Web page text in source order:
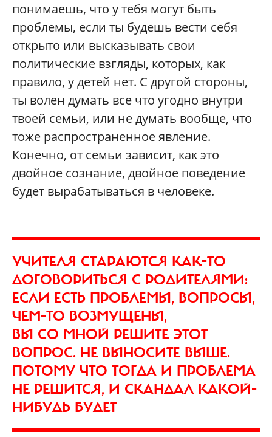
понимаешь, что у тебя могут быть
проблемы, если ты будешь вести себя
открыто или высказывать свои
политические взгляды, которых, как
правило, у детей нет. С другой стороны,
ты волен думать все что угодно внутри
твоей семьи, или не думать вообще, что
тоже распространенное явление.
Конечно, от семьи зависит, как это
двойное сознание, двойное поведение
будет вырабатываться в человеке.
УЧИТЕЛЯ СТАРАЮТСЯ КАК-ТО
ДОГОВОРИТЬСЯ С РОДИТЕЛЯМИ:
ЕСЛИ ЕСТЬ ПРОБЛЕМЫ, ВОПРОСЫ,
ЧЕМ-ТО ВОЗМУЩЕНЫ,
ВЫ СО МНОЙ РЕШИТЕ ЭТОТ
ВОПРОС. НЕ ВЫНОСИТЕ ВЫШЕ.
ПОТОМУ ЧТО ТОГДА И ПРОБЛЕМА
НЕ РЕШИТСЯ, И СКАНДАЛ КАКОЙ-
НИБУДЬ БУДЕТ